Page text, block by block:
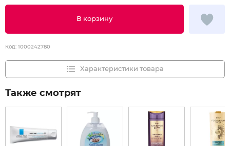
В корзину
Код: 1000242780
Характеристики товара
Также смотрят